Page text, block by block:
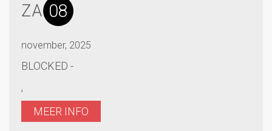
ZA 08
november, 2025
BLOCKED -
,
MEER INFO